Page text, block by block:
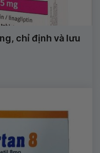
chỉ định và lưu